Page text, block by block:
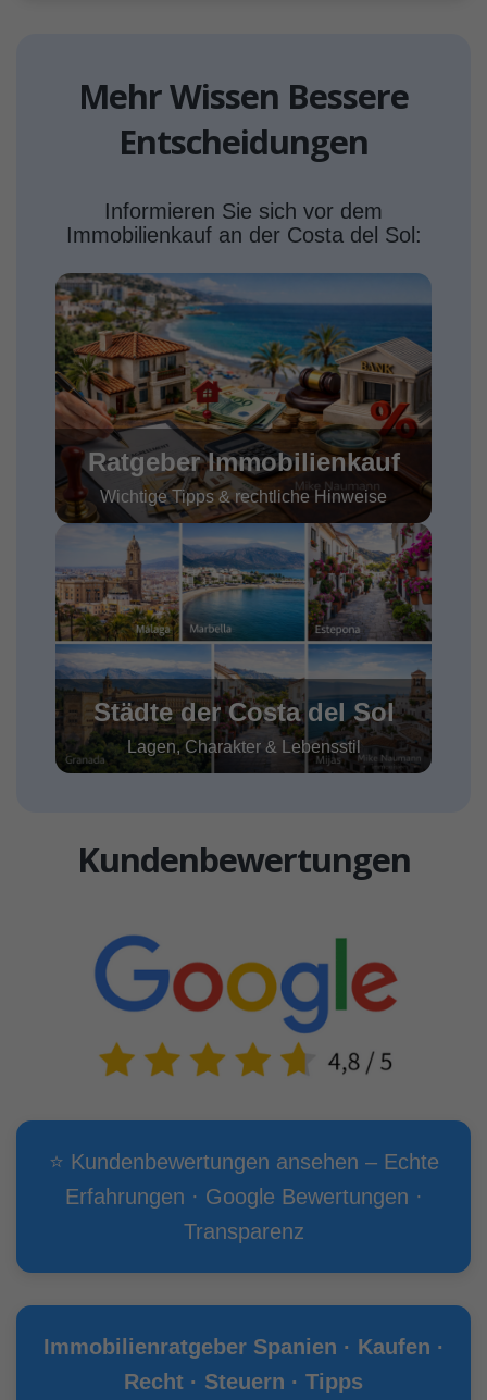
Mehr Wissen Bessere
Entscheidungen
Informieren Sie sich vor dem
Immobilienkauf an der Costa del Sol:
Ratgeber Immobilienkauf
Wichtige Tipps & rechtliche Hinweise
Städte der Costa del Sol
Lagen, Charakter & Lebensstil
Kundenbewertungen
⭐ Kundenbewertungen ansehen – Echte
Erfahrungen · Google Bewertungen ·
Transparenz
Immobilienratgeber Spanien · Kaufen ·
Recht · Steuern · Tipps